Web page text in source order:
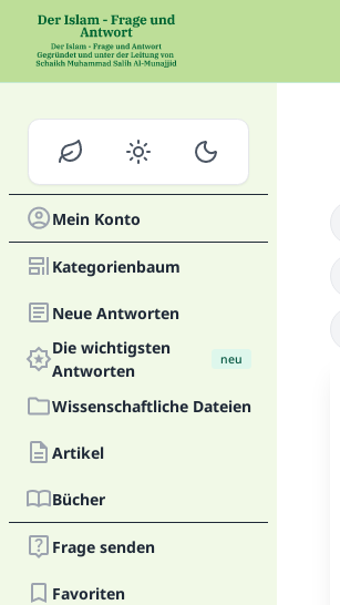
Mein Konto
Kategorienbaum
Neue Antworten
Die wichtigsten
Antworten
neu
Wissenschaftliche Dateien
Artikel
Bücher
Frage senden
Favoriten